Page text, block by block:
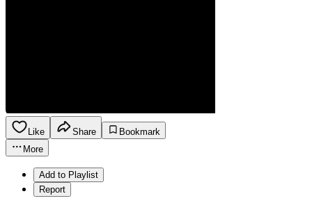
Like Share
Bookmark
More
Add to Playlist
Report